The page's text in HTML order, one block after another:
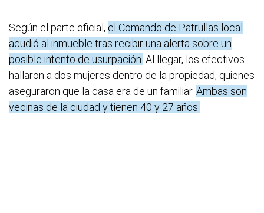
Según el parte oficial, el Comando de Patrullas local
acudió al inmueble tras recibir una alerta sobre un
posible intento de usurpación. Al llegar, los efectivos
hallaron a dos mujeres dentro de la propiedad, quienes
aseguraron que la casa era de un familiar. Ambas son
vecinas de la ciudad y tienen 40 y 27 años.